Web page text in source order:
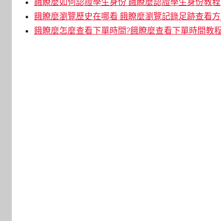
餓瞭麼瀏覽歷史在哪看 餓瞭麼瀏覽記錄足跡查看
餓瞭麼怎麼查看下單時間?餓瞭麼查看下單時間教